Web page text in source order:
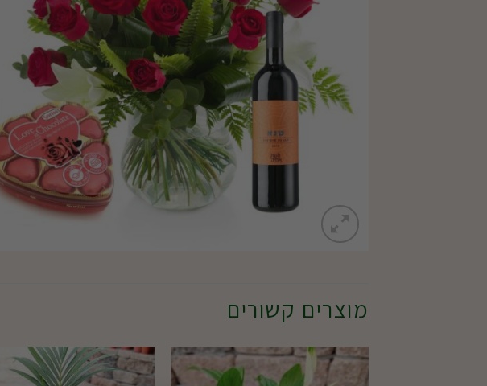
מוצרים קשורים